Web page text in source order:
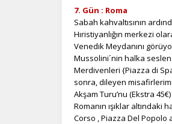
7. Gün : Roma
Sabah kahvaltısının
Hıristiyanlığın merkezi
Venedik Meydanını
Mussolini´nin halka
Merdivenleri {Piazza di
sonra, dileyen
Akşam Turu’nu (Ekstra
Romanın ışıklar altındaki
Corso , Piazza Del Popolo